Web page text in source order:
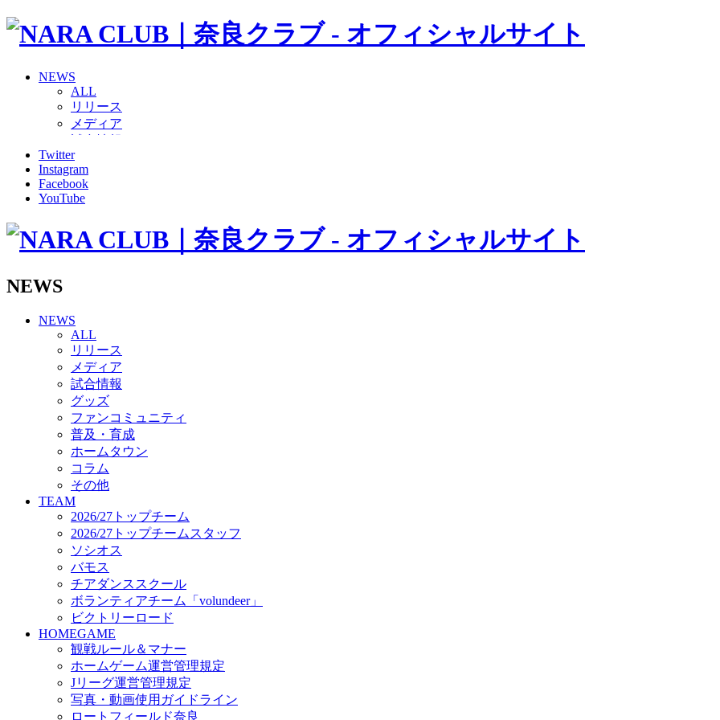
NEWS
ALL
リリース
メディア
グッズ
ファンコミュニティ
普及・育成
ホームタウン
その他
バモス
チアダンススクール
ボランティアチーム「volundeer」
ビクトリーロード
HOMEGAME
観戦ルール＆マナー
ホームゲーム運営管理規定
Jリーグ運営管理規定
写真・動画使用ガイドライン
ロートフィールド奈良
SCHEDULE
2026/27
練習見学時のファンサービスについて
TICKET
奈良クラブ明治安田J3リーグ2026/27シーズン試合観戦チケット
奈良クラブ明治安田Ｊ3リーグ 2026/27シーズン「鹿パス」
観戦ルール＆マナー
FANCOMMUNITY
2026/27ファンコミュニティ
サポートショップ
GOODS
オフィシャルストア（実店舗）
オンラインストア
ACADEMY
アカデミーについて
Twitter
Instagram
Facebook
YouTube
NEWS
NEWS
ALL
リリース
メディア
試合情報
グッズ
ファンコミュニティ
普及・育成
ホームタウン
コラム
その他
TEAM
2026/27トップチーム
2026/27トップチームスタッフ
ソシオス
バモス
チアダンススクール
ボランティアチーム「volundeer」
ビクトリーロード
HOMEGAME
観戦ルール＆マナー
ホームゲーム運営管理規定
Jリーグ運営管理規定
写真・動画使用ガイドライン
ロートフィールド奈良